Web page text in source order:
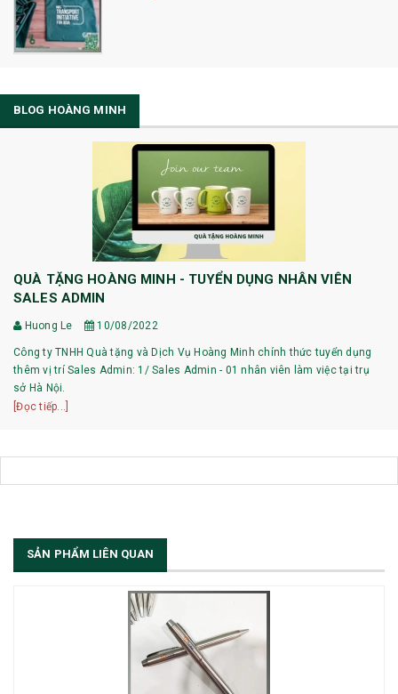
BLOG HOÀNG MINH
QUÀ TẶNG HOÀNG MINH - TUYỂN DỤNG NHÂN VIÊN
SALES ADMIN
Huong Le 10/08/2022
Công ty TNHH Quà tặng và Dịch Vụ Hoàng Minh chính thức tuyển dụng
thêm vị trí Sales Admin: 1/ Sales Admin - 01 nhân viên làm việc tại trụ
sở Hà Nội.
[Đọc tiếp...]
SẢN PHẨM LIÊN QUAN